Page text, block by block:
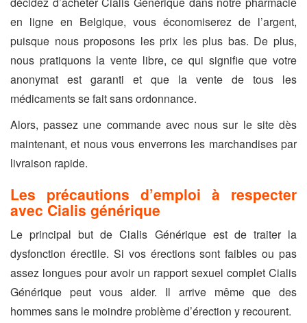
en ligne en Belgique, vous économiserez de l’argent,
puisque nous proposons les prix les plus bas. De plus,
nous pratiquons la vente libre, ce qui signifie que votre
anonymat est garanti et que la vente de tous les
médicaments se fait sans ordonnance.
Alors, passez une commande avec nous sur le site dès
maintenant, et nous vous enverrons les marchandises par
livraison rapide.
Les précautions d’emploi à respecter
avec Cialis générique
Le principal but de Cialis Générique est de traiter la
dysfonction érectile. Si vos érections sont faibles ou pas
assez longues pour avoir un rapport sexuel complet Cialis
Générique peut vous aider. Il arrive même que des
hommes sans le moindre problème d’érection y recourent.